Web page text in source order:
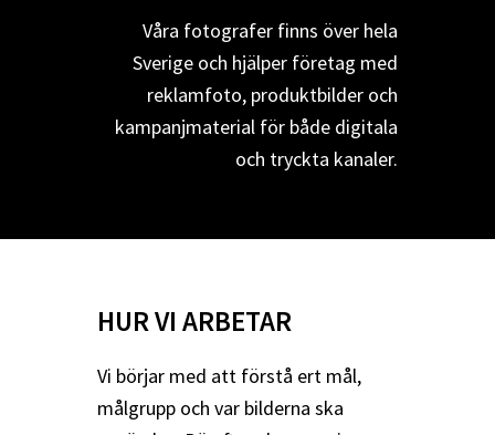
Våra fotografer finns över hela
Sverige och hjälper företag med
reklamfoto, produktbilder och
kampanjmaterial för både digitala
och tryckta kanaler.
HUR VI ARBETAR
Vi börjar med att förstå ert mål,
målgrupp och var bilderna ska